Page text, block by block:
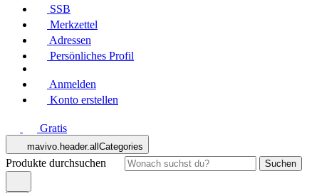
SSB
Merkzettel
Adressen
Persönliches Profil
Anmelden
Konto erstellen
Gratis
mavivo.header.allCategories
Produkte durchsuchen Suchen